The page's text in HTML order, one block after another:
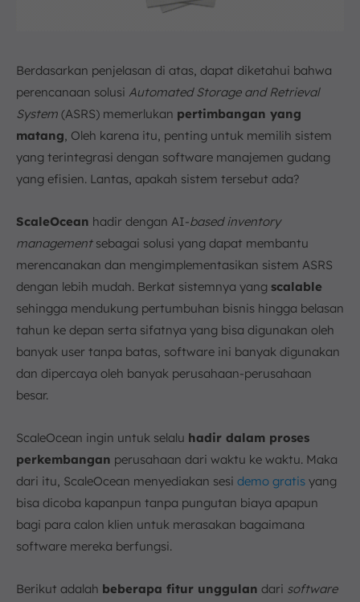
Berdasarkan penjelasan di atas, dapat diketahui bahwa
perencanaan solusi Automated Storage and Retrieval
System (ASRS) memerlukan pertimbangan yang
matang, Oleh karena itu, penting untuk memilih sistem
yang terintegrasi dengan software manajemen gudang
yang efisien. Lantas, apakah sistem tersebut ada?
ScaleOcean hadir dengan AI-based inventory
managementsebagai solusi yang dapat membantu
merencanakan dan mengimplementasikan sistem ASRS
dengan lebih mudah. Berkat sistemnya yang scalable
sehingga mendukung pertumbuhan bisnis hingga belasan
tahun ke depan serta sifatnya yang bisa digunakan oleh
banyak user tanpa batas, software ini banyak digunakan
dan dipercaya oleh banyak perusahaan-perusahaan
besar.
ScaleOcean ingin untuk selalu hadir dalam proses
perkembangan perusahaan dari waktu ke waktu. Maka
dari itu, ScaleOcean menyediakan sesi demo gratis yang
bisa dicoba kapanpun tanpa pungutan biaya apapun
bagi para calon klien untuk merasakan bagaimana
software mereka berfungsi.
Berikut adalah beberapa fitur unggulan dari software